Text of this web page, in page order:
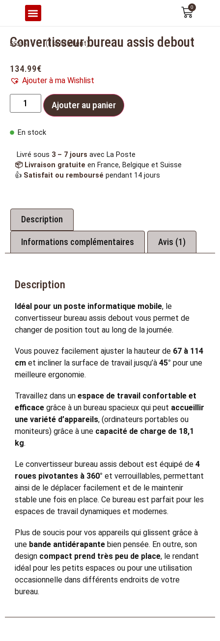
0
Convertisseur bureau assis debout
sur notation
client
(1 avis client)
134.99€
Ajouter à ma Wishlist
Ajouter au panier
En stock
Livré sous 3 – 7 jours avec La Poste
📦 Livraison gratuite en France, Belgique et Suisse
👍 Satisfait ou remboursé pendant 14 jours
Description
Informations complémentaires Avis (1)
Description
Idéal pour un poste informatique mobile, le
convertisseur bureau assis debout vous permet de
changer de position tout au long de la journée.
Vous pouvez facilement ajuster la hauteur de 67 à 114
cm et incliner la surface de travail jusqu’à 45° pour une
meilleure ergonomie.
Travaillez dans un espace de travail confortable et
efficace grâce à un bureau spacieux qui peut accueillir
une variété d’appareils, (ordinateurs portables ou
moniteurs) grâce à une capacité de charge de 18,1
kg.
Le convertisseur bureau assis debout est équipé de 4
roues pivotantes à 360° et verrouillables, permettant
ainsi de le déplacer facilement et de le maintenir
stable une fois en place. Ce bureau est parfait pour les
espaces de travail dynamiques et modernes.
Plus de soucis pour vos appareils qui glissent grâce à
une bande antidérapante bien pensée. En outre, son
design compact prend très peu de place, le rendant
idéal pour les petits espaces ou pour une utilisation
occasionnelle dans différents endroits de votre
bureau.